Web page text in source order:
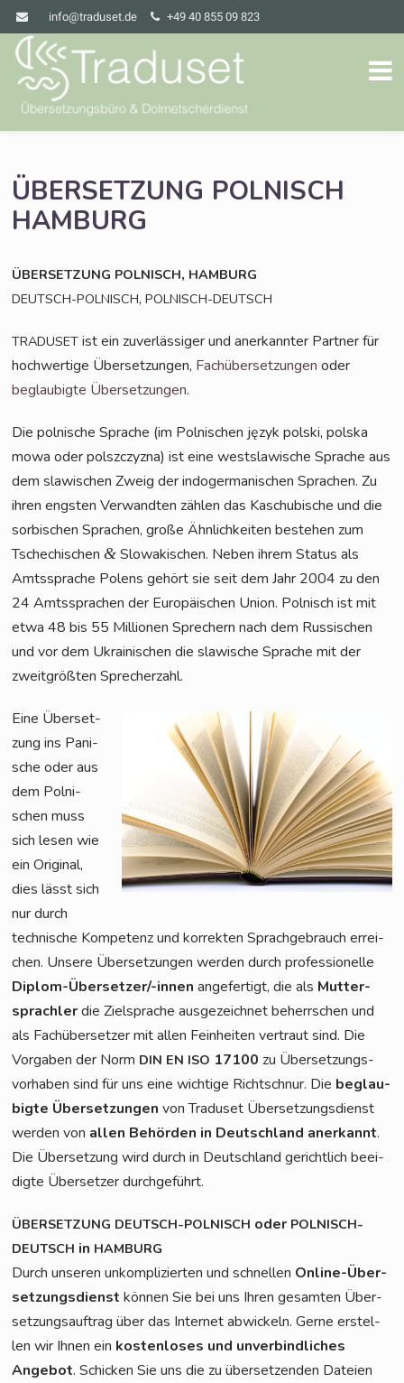
info@traduset.de +49 40 855 09 823
ÜBERSETZUNG POLNISCH
HAMBURG
ÜBERSETZUNG POLNISCH, HAMBURG
DEUTSCH-POLNISCH,POLNISCH-DEUTSCH
TRADUSET ist ein zuver­läs­si­ger und aner­kann­ter Part­ner für
hoch­wer­ti­ge Über­set­zun­gen, Fach­über­set­zun­gen oder
beglau­big­te Über­set­zun­gen.
Die pol­ni­sche Spra­che (im Pol­ni­schen język pol­ski, pol­ska
mowa oder polszc­zyz­na) ist eine west­sla­wi­sche Spra­che aus
dem sla­wi­schen Zweig der indo­ger­ma­ni­schen Spra­chen. Zu
ihren engs­ten Ver­wand­ten zäh­len das Kaschu­bi­sche und die
sor­bi­schen Spra­chen, gro­ße Ähn­lich­kei­ten bestehen zum
Tsche­chi­schen& Slo­wa­ki­schen. Neben ihrem Sta­tus als
Amts­spra­che Polens gehört sie seit dem Jahr 2004 zu den
24 Amts­spra­chen der Euro­päi­schen Uni­on. Pol­nisch ist mit
etwa 48 bis 55 Mil­lio­nen Spre­chern nach dem Rus­si­schen
und vor dem Ukrai­ni­schen die sla­wi­sche Spra­che mit der
zweit­größ­ten Sprecherzahl.
Eine Über­set­
zung ins Pani­
sche oder aus
dem Pol­ni­
schen muss
sich lesen wie
ein Ori­gi­nal,
dies lässt sich
nur durch
tech­ni­sche Kom­pe­tenz und kor­rek­ten Sprach­ge­brauch errei­
chen. Unse­re Über­set­zun­gen wer­den durch pro­fes­sio­nel­le
Diplom-Über­set­zer/-innen ange­fer­tigt, die als Mut­ter­
sprach­lerdie Ziel­spra­che aus­ge­zeich­net beherr­schen und
als Fach­über­set­zer mit allen Fein­hei­ten ver­traut sind. Die
Vor­ga­ben der Norm DIN EN ISO 17100 zu Über­set­zungs­
vor­ha­ben sind für uns eine wich­ti­ge Richt­schnur. Die beglau­
big­te Über­set­zun­gen von Tra­du­set Über­set­zungs­dienst
wer­den von allen Behör­den in Deutsch­land aner­kannt.
Die Über­set­zung wird durch in Deutsch­land gericht­lich beei­
dig­te Über­set­zer durchgeführt.
ÜBERSETZUNG DEUTSCH-POLNISCH oder POLNISCH-
DEUTSCH in HAMBURG
Durch unse­ren unkom­pli­zier­ten und schnel­len Online-Über­
set­zungs­dienst kön­nen Sie bei uns Ihren gesam­ten Über­
set­zungs­auf­trag über das Inter­net abwi­ckeln. Ger­ne erstel­
len wir Ihnen ein kos­ten­lo­ses und unver­bind­li­ches
Ange­bot. Schi­cken Sie uns die zu über­set­zen­den Datei­en